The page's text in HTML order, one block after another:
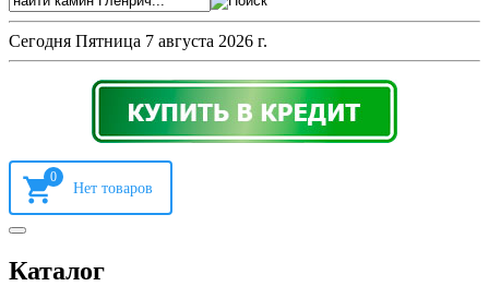
Сегодня Пятница 7 августа 2026 г.
0
Каталог